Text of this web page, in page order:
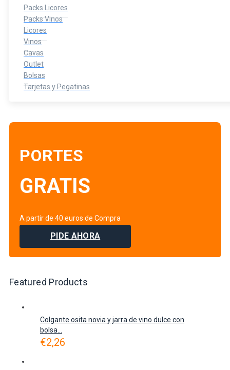
Packs Licores
Packs Vinos
Licores
Vinos
Cavas
Outlet
Bolsas
Tarjetas y Pegatinas
PORTES
GRATIS
A partir de 40 euros de Compra
PIDE AHORA
Featured Products
Colgante osita novia y jarra de vino dulce con
bolsa...
€2,26